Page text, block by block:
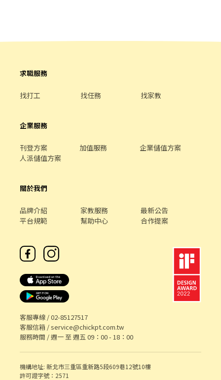
積極認真的在校生加入，配合各大專院校學期、學年實習業務，可
與學校簽訂相關合約。 ✅2026年1-2月、6-8月、12月期間限定特別
總工時達100小時以上發放500元或達150小時以上者發放1,000元。
求職服務
找打工 找任務 找家教
企業服務
刊登方案 加值服務
企業儲值方案
人派儲值方案
關於我們
品牌介紹 家教服務
最新公告
平台規範
幫助中心 合作提案
客服專線 /02-85127517
客服信箱 /service@chickpt.com.tw
服務時間 / 週一 至 週五 09：00 - 18：00
機構地址: 新北市三重區重新路5段609巷12號10樓
許可證字號：2571